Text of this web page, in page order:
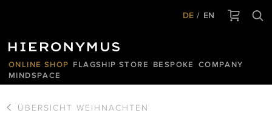
DE EN
ONLINE SHOP FLAGSHIP STORE BESPOKE
COMPANY
MINDSPACE
ÜBERSICHT WEIHNACHTEN